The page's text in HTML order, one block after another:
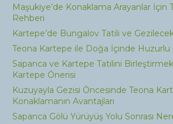
Maşukiye’de Konaklama Arayanlar İçin
Rehberi
Kartepe’de Bungalov Tatili ve
Teona Kartepe ile Doğa İçinde
Sapanca ve Kartepe Tatilini
Kartepe Önerisi
Kuzuyayla Gezisi Öncesinde Teona
Konaklamanın Avantajları
Sapanca Gölü Yürüyüş Yolu Sonrası